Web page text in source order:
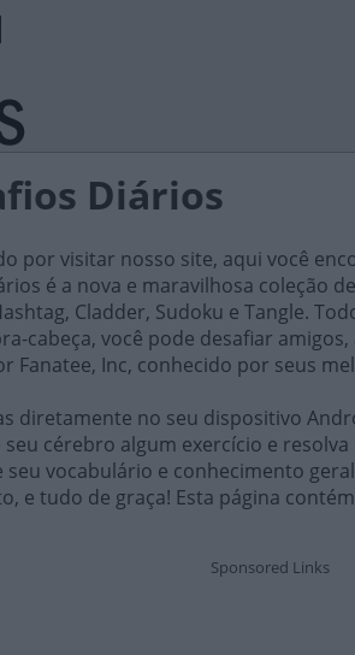
Diários
por visitar nosso site, aqui você
é a nova e maravilhosa coleção
Cladder, Sudoku e Tangle.
cabeça, você pode desafiar
Fanatee, Inc, conhecido por seus
diretamente no seu dispositivo
cérebro algum exercício e
vocabulário e conhecimento
e tudo de graça! Esta página